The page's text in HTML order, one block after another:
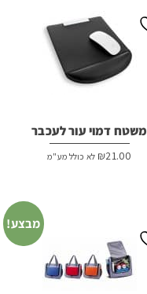
משטח דמוי עור לעכבר
₪21.00 לא כולל מע"מ
מבצע!